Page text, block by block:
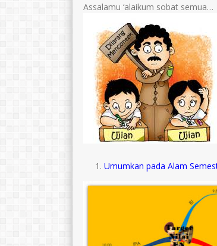
Assalamu ‘alaikum sobat semua…
Umumkan pada Alam
Islam
Guru Honor
Guru Kelas
TTL
GTK